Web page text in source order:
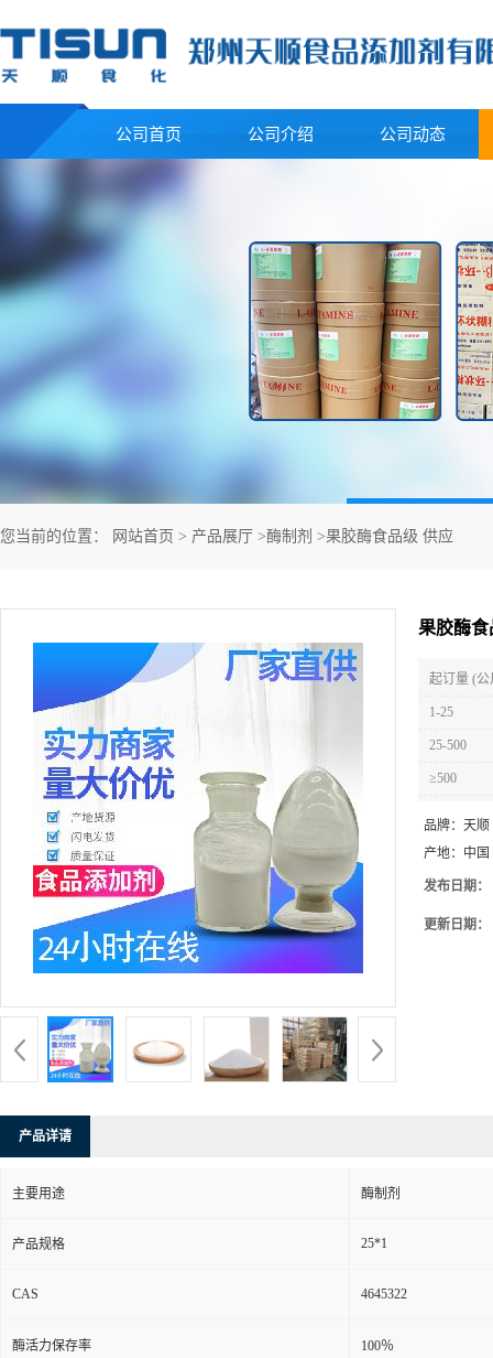
公司首页 公司介绍 公司动态
您当前的位置： 网站首页 > 产品展厅 >酶制剂 >果胶酶食品级 供应
果胶酶
起订量 (公
1-25
25-500
≥500
品牌： 天顺
产地： 中国
发布日期：
更新日期：
产品详请
主要用途 酶制剂
产品规格 25*1
CAS 4645322
酶活力保存率 100％